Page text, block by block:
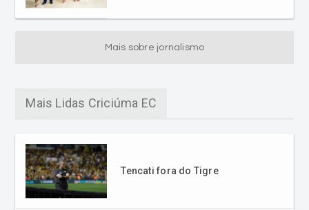
Mais sobre jornalismo
Mais Lidas Criciúma EC
Tencati fora do Tigre